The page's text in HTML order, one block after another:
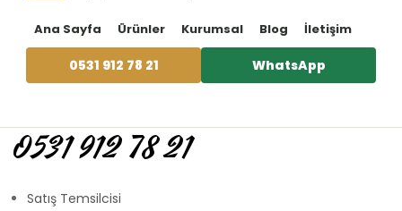
Ana Sayfa Ürünler Kurumsal Blog İletişim
0531 912 78 21 WhatsApp
0531 912 78 21
Satış Temsilcisi